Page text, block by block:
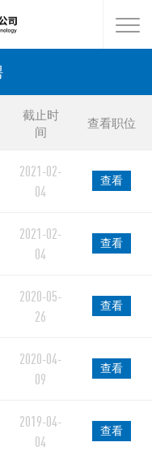
截止时
间
查看职位
2021-02-
04
查看
2021-02-
04
查看
2020-05-
26
查看
2020-04-
09
查看
2019-04-
04
查看